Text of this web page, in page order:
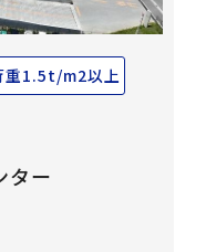
重1.5t/m2以上
ター